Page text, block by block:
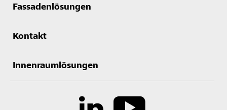
Fassadenlösungen
Kontakt
Innenraumlösungen